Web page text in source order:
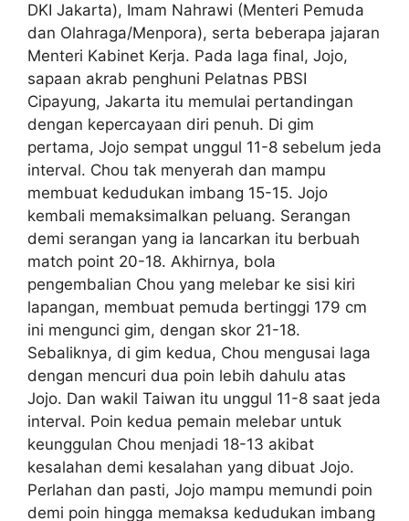
DKI Jakarta), Imam Nahrawi (Menteri Pemuda
dan Olahraga/Menpora), serta beberapa jajaran
Menteri Kabinet Kerja. Pada laga final, Jojo,
sapaan akrab penghuni Pelatnas PBSI
Cipayung, Jakarta itu memulai pertandingan
dengan kepercayaan diri penuh. Di gim
pertama, Jojo sempat unggul 11-8 sebelum jeda
interval. Chou tak menyerah dan mampu
membuat kedudukan imbang 15-15. Jojo
kembali memaksimalkan peluang. Serangan
demi serangan yang ia lancarkan itu berbuah
match point 20-18. Akhirnya, bola
pengembalian Chou yang melebar ke sisi kiri
lapangan, membuat pemuda bertinggi 179 cm
ini mengunci gim, dengan skor 21-18.
Sebaliknya, di gim kedua, Chou mengusai laga
dengan mencuri dua poin lebih dahulu atas
Jojo. Dan wakil Taiwan itu unggul 11-8 saat jeda
interval. Poin kedua pemain melebar untuk
keunggulan Chou menjadi 18-13 akibat
kesalahan demi kesalahan yang dibuat Jojo.
Perlahan dan pasti, Jojo mampu memundi poin
demi poin hingga memaksa kedudukan imbang